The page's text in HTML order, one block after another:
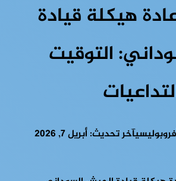
هيكلة قيادة
التوقيت
آخر تحديث: أبريل 7, 2026